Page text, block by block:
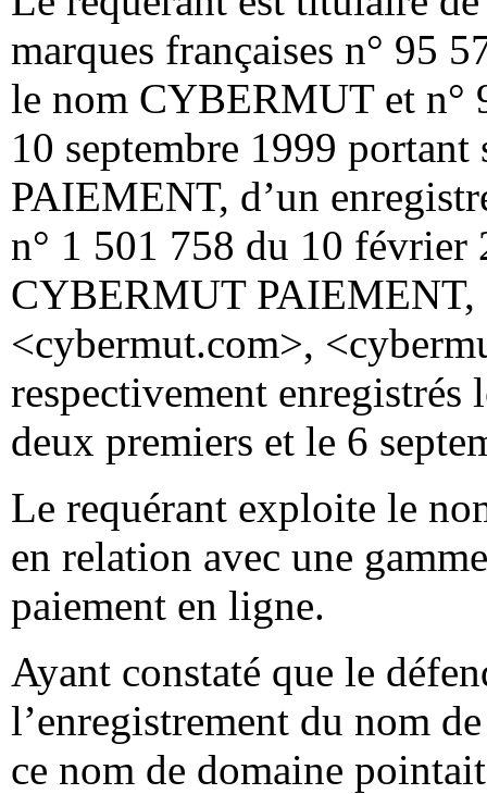
marques françaises n° 95
le nom CYBERMUT et n°
10 septembre 1999
PAIEMENT, d’un
n° 1 501 758 du 10 février
CYBERMUT PAIEMENT,
<cybermut.com>,
respectivement
deux premiers et le 6
Le requérant exploite le
en relation avec une
paiement en ligne.
Ayant constaté que le
l’enregistrement du nom
ce nom de domaine